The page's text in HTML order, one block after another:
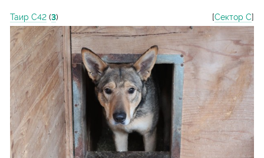
Таир С42 (3) [Сектор С]